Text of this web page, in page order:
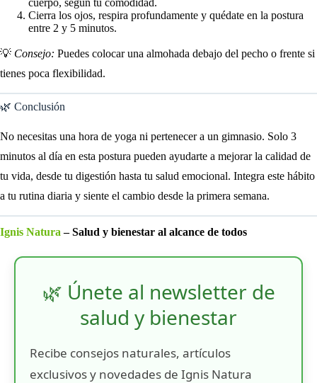
cuerpo, según tu comodidad.
Cierra los ojos, respira profundamente y quédate en la postura
entre 2 y 5 minutos.
💡 Consejo: Puedes colocar una almohada debajo del pecho o frente si
tienes poca flexibilidad.
🌿 Conclusión
No necesitas una hora de yoga ni pertenecer a un gimnasio. Solo 3
minutos al día en esta postura pueden ayudarte a mejorar la calidad de
tu vida, desde tu digestión hasta tu salud emocional. Integra este hábito
a tu rutina diaria y siente el cambio desde la primera semana.
Ignis Natura – Salud y bienestar al alcance de todos
🌿 Únete al newsletter de
salud y bienestar
Recibe consejos naturales, artículos
exclusivos y novedades de Ignis Natura